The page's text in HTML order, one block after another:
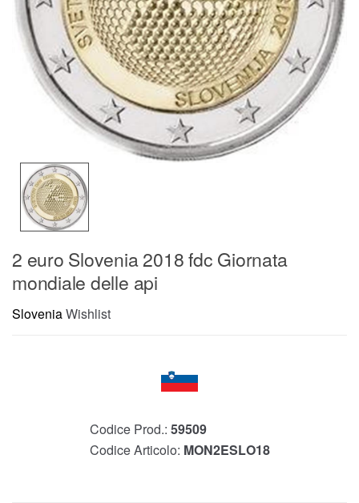
2 euro Slovenia 2018 fdc Giornata
mondiale delle api
SloveniaWishlist
Codice Prod.: 59509
Codice Articolo: MON2ESLO18